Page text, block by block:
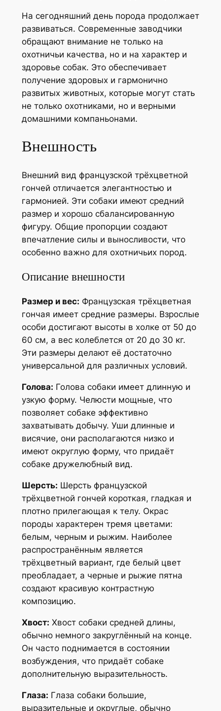
На сегодняшний день порода продолжает
развиваться. Современные заводчики
обращают внимание не только на
охотничьи качества, но и на характер и
здоровье собак. Это обеспечивает
получение здоровых и гармонично
развитых животных, которые могут стать
не только охотниками, но и верными
домашними компаньонами.
Внешность
Внешний вид французской трёхцветной
гончей отличается элегантностью и
гармонией. Эти собаки имеют средний
размер и хорошо сбалансированную
фигуру. Общие пропорции создают
впечатление силы и выносливости, что
особенно важно для охотничьих пород.
Описание внешности
Размер и вес: Французская трёхцветная
гончая имеет средние размеры. Взрослые
особи достигают высоты в холке от 50 до
60 см, а вес колеблется от 20 до 30 кг.
Эти размеры делают её достаточно
универсальной для различных условий.
Голова: Голова собаки имеет длинную и
узкую форму. Челюсти мощные, что
позволяет собаке эффективно
захватывать добычу. Уши длинные и
висячие, они располагаются низко и
имеют округлую форму, что придаёт
собаке дружелюбный вид.
Шерсть: Шерсть французской
трёхцветной гончей короткая, гладкая и
плотно прилегающая к телу. Окрас
породы характерен тремя цветами:
белым, черным и рыжим. Наиболее
распространённым является
трёхцветный вариант, где белый цвет
преобладает, а черные и рыжие пятна
создают красивую контрастную
композицию.
Хвост: Хвост собаки средней длины,
обычно немного закруглённый на конце.
Он часто поднимается в состоянии
возбуждения, что придаёт собаке
дополнительную выразительность.
Глаза: Глаза собаки большие,
выразительные и округлые, обычно